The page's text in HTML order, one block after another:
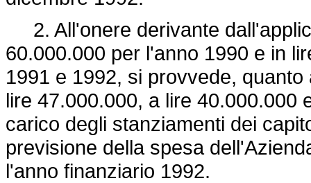
2. All'onere derivante
60.000.000 per l'anno 1990 e in
1991 e 1992, si provvede,
lire 47.000.000, a lire 40.000.000
carico degli stanziamenti dei
previsione della spesa
l'anno finanziario 1992.